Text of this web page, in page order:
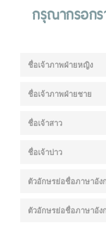
กรุณากรอกร